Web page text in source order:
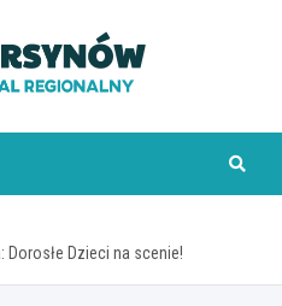
Dzieci na scenie!